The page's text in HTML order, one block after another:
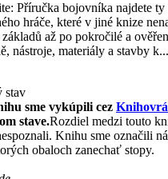
Příručka bojovníka najdete ty
hráče, které v jiné knize
až po pokročilé a
nástroje, materiály a stavby k...
stav
sme vykúpili cez
stave.Rozdiel medzi touto
Knihu sme označili
obaloch zanechať stopy.